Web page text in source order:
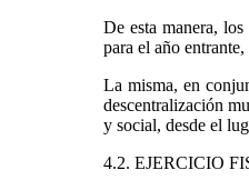
De esta manera,
para el año
La misma, en
descentralización
y social, desde el
4.2. EJERCICIO